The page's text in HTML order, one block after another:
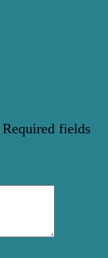
Required fields